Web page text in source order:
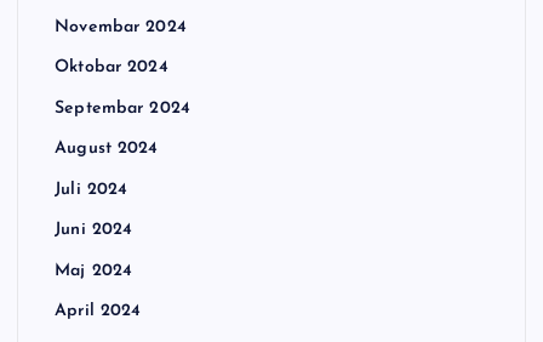
Novembar 2024
Oktobar 2024
Septembar 2024
August 2024
Juli 2024
Juni 2024
Maj 2024
April 2024